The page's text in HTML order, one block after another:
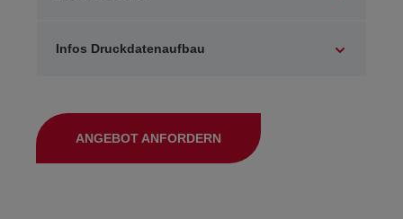
Infos Druckdatenaufbau
ANGEBOT ANFORDERN